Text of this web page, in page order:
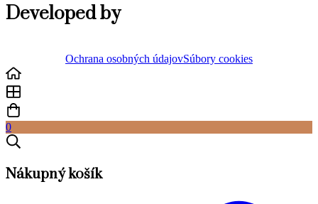
Developed by
Ochrana osobných údajovSúbory cookies
0
Nákupný košík